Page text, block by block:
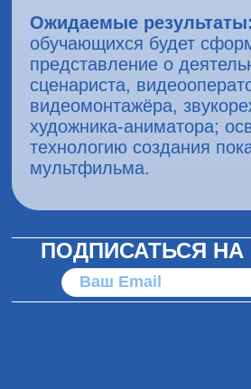
Ожидаемые результаты:
обучающихся будет
представление о
сценариста,
видеомонтажёра,
художника-аниматора;
технологию создания
мультфильма.
ПОДПИСАТЬСЯ НА